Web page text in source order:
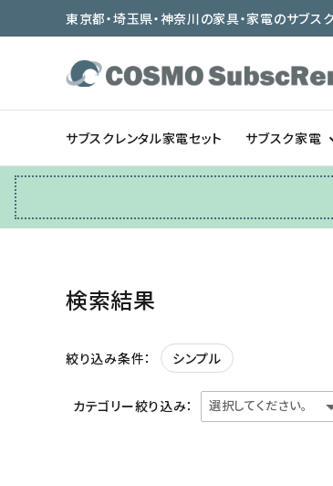
東京都・埼玉県・神奈川の家具・家電のサブ
サブスクレンタル家電セット サブスク家電
冷蔵庫
テーブル/デスク
ベッド/寝具
検索結果
絞り込み条件： シンプル
カテゴリー絞り込み：